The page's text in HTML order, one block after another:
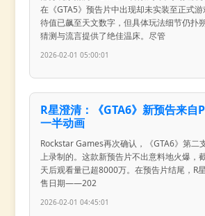
在《GTA5》预告片中出现却未实装至正式
待值已飙至天文数字，但具体玩法细节仍扑
猜测与流言提供了绝佳温床。尽管
2026-02-01 05:00:01
R星澄清：《GTA6》新预告来自
一半动画
Rockstar Games再次确认，《GTA6》第二
上录制的。这款新预告片不出意料地火爆，
天后观看量已超8000万。在预告片结尾，R
售日期——202
2026-02-01 04:45:01